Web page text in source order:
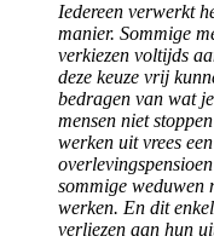
Iedereen verwerkt
manier. Sommige
verkiezen voltijds
deze keuze vrij
bedragen van wat
mensen niet
werken uit vrees
sommige
werken. En dit
verliezen aan hun